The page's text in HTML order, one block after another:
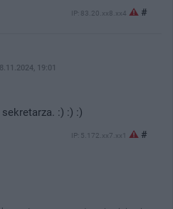
IP: 83.20.xx8.xx4 #
19:01
:) :) :)
IP: 5.172.xx7.xx1 #